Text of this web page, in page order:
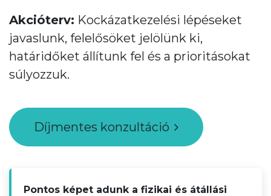
Akcióterv: Kockázatkezelési lépéseket
javaslunk, felelősöket jelölünk ki,
határidőket állítunk fel és a prioritásokat
súlyozzuk.
Díjmentes konzultáció
Pontos képet adunk a fizikai és átállási